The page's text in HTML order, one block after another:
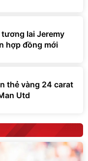
lai Jeremy
hợp đồng mới
thẻ vàng 24 carat
Utd